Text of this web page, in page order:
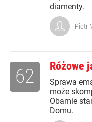
diamenty.
Piotr
Różowe
Sprawa
może
Obamie
Domu.
62